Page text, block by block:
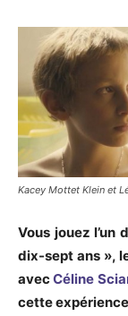
Kacey Mottet Klein et
Vous jouez l’un
dix-sept ans »,
avecCéline
cette